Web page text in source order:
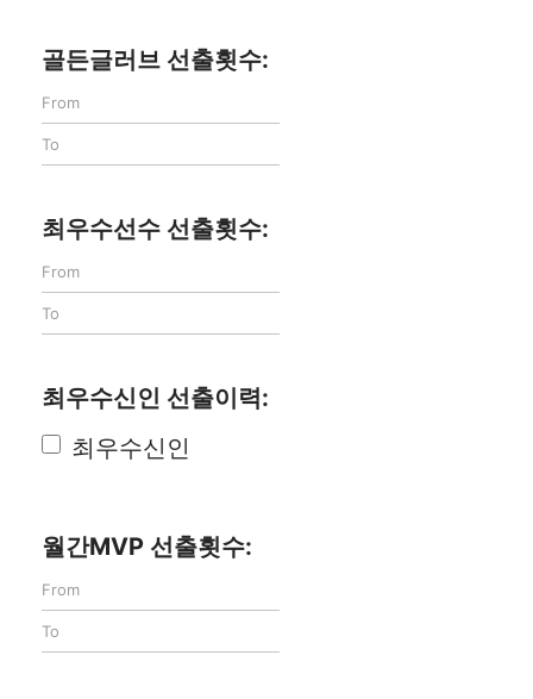
골든글러브 선출횟수:
최우수선수 선출횟수:
최우수신인 선출이력:
최우수신인
월간MVP 선출횟수: